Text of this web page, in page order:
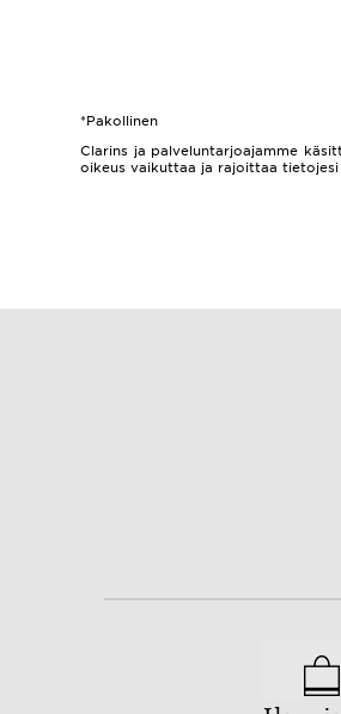
*Pakollinen
Clarins ja palveluntarjoajamme
oikeus vaikuttaa ja rajoittaa